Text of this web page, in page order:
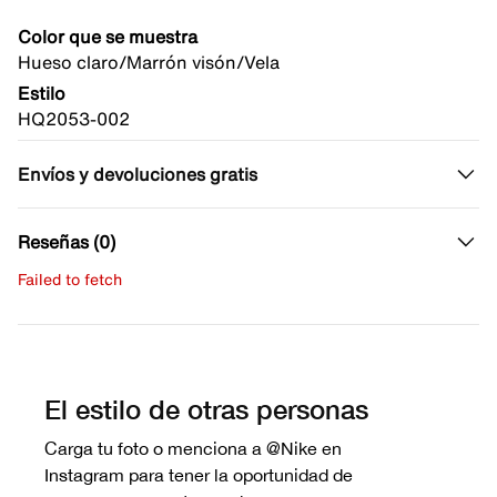
Color que se muestra
Hueso claro/Marrón visón/Vela
Estilo
HQ2053-002
Envíos y devoluciones gratis
Reseñas (0)
Failed to fetch